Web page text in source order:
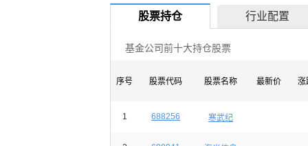
股票持仓 行业配置
基金公司前十大持仓股票
序号 股票代码 股票名称 最新价 涨
1 688256 寒武纪